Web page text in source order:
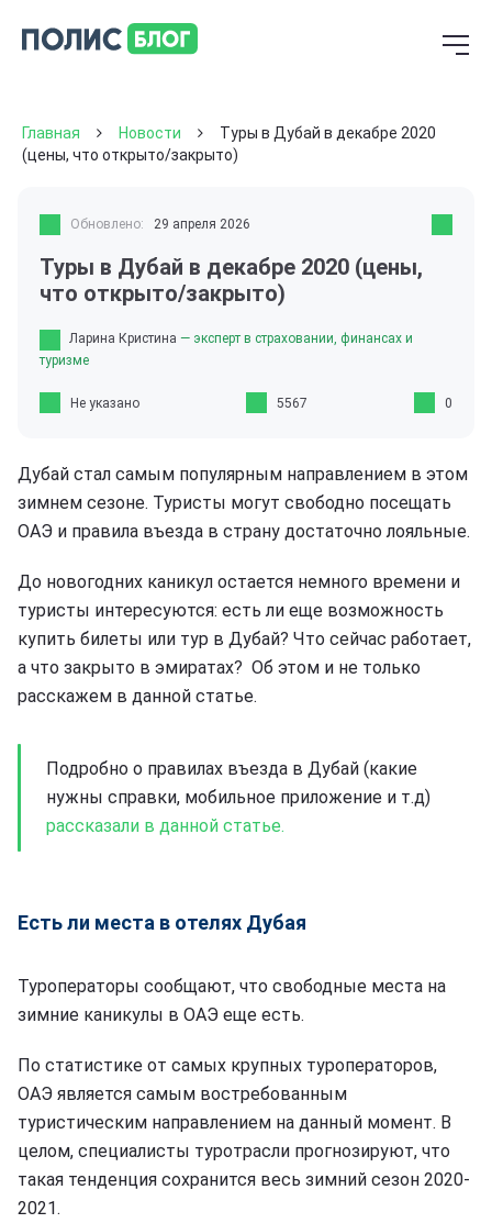
Главная Новости
Туры в Дубай в декабре 2020
(цены, что открыто/закрыто)
Обновлено: 29 апреля 2026
Туры в Дубай в декабре 2020 (цены,
что открыто/закрыто)
Ларина Кристина — эксперт в страховании, финансах и
туризме
Не указано 5567 0
Дубай стал самым популярным направлением в этом
зимнем сезоне. Туристы могут свободно посещать
ОАЭ и правила въезда в страну достаточно лояльные.
До новогодних каникул остается немного времени и
туристы интересуются: есть ли еще возможность
купить билеты или тур в Дубай? Что сейчас работает,
а что закрыто в эмиратах? Об этом и не только
расскажем в данной статье.
Подробно о правилах въезда в Дубай (какие
нужны справки, мобильное приложение и т.д)
рассказали в данной статье.
Есть ли места в отелях Дубая
Туроператоры сообщают, что свободные места на
зимние каникулы в ОАЭ еще есть.
По статистике от самых крупных туроператоров,
ОАЭ является самым востребованным
туристическим направлением на данный момент. В
целом, специалисты туротрасли прогнозируют, что
такая тенденция сохранится весь зимний сезон 2020-
2021.